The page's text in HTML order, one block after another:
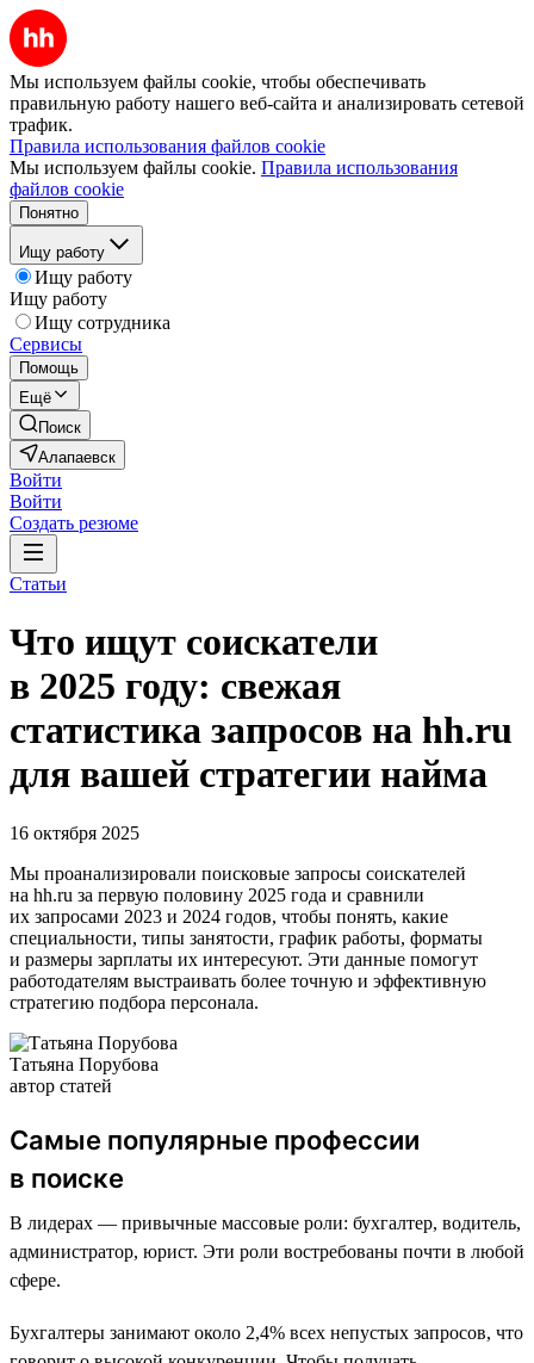
Мы используем файлы cookie, чтобы обеспечивать
правильную работу нашего веб-сайта и анализировать сетевой
трафик.
Правила использования файлов cookie
Мы используем файлы cookie. Правила использования
файлов cookie
Понятно
Ищу работу
Ищу работу
Ищу работу
Ищу сотрудника
Сервисы
Помощь
Ещё
Поиск
Алапаевск
Войти
Войти
Создать резюме
Статьи
Что ищут соискатели
в 2025 году: свежая
статистика запросов на hh.ru
для вашей стратегии найма
16 октября 2025
Мы проанализировали поисковые запросы соискателей
на hh.ru за первую половину 2025 года и сравнили
их запросами 2023 и 2024 годов, чтобы понять, какие
специальности, типы занятости, график работы, форматы
и размеры зарплаты их интересуют. Эти данные помогут
работодателям выстраивать более точную и эффективную
стратегию подбора персонала.
Татьяна Порубова
автор статей
Самые популярные профессии
в поиске
В лидерах — привычные массовые роли: бухгалтер, водитель,
администратор, юрист. Эти роли востребованы почти в любой
сфере.
Бухгалтеры занимают около 2,4% всех непустых запросов, что